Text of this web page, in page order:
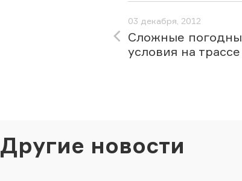
03 декабря, 2012
Сложные
условия на
Другие новости